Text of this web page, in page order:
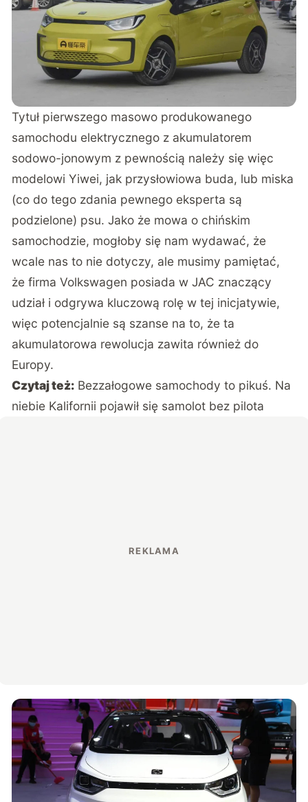
Tytuł pierwszego masowo produkowanego
samochodu elektrycznego z akumulatorem
sodowo-jonowym z pewnością należy się więc
modelowi Yiwei, jak przysłowiowa buda, lub miska
(co do tego zdania pewnego eksperta są
podzielone) psu. Jako że mowa o chińskim
samochodzie, mogłoby się nam wydawać, że
wcale nas to nie dotyczy, ale musimy pamiętać,
że firma Volkswagen posiada w JAC znaczący
udział i odgrywa kluczową rolę w tej inicjatywie,
więc potencjalnie są szanse na to, że ta
akumulatorowa rewolucja zawita również do
Europy.
Czytaj też: Bezzałogowe samochody to pikuś. Na
niebie Kalifornii pojawił się samolot bez pilota